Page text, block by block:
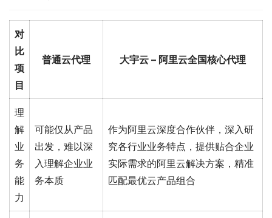
对
比
项
目
普通云代理 大宇云 – 阿里云全国核心代理
理
解
业
务
能
力
可能仅从产品
出发，难以深
入理解企业业
务本质
作为阿里云深度合作伙伴，深入研
究各行业业务特点，提供贴合企业
实际需求的阿里云解决方案，精准
匹配最优云产品组合